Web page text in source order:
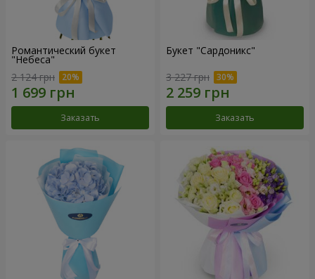
Романтический букет
"Небеса"
2 124 грн
Заказать
Букет "Сардоникс"
3 227 грн
Заказать